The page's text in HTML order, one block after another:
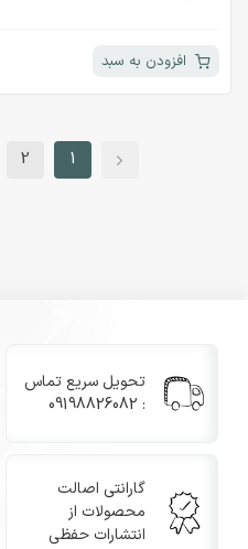
افزودن به سبد
1
2
تحویل سریع تماس
: 09198826082
گارانتی اصالت
محصولات از
انتشارات حفظی